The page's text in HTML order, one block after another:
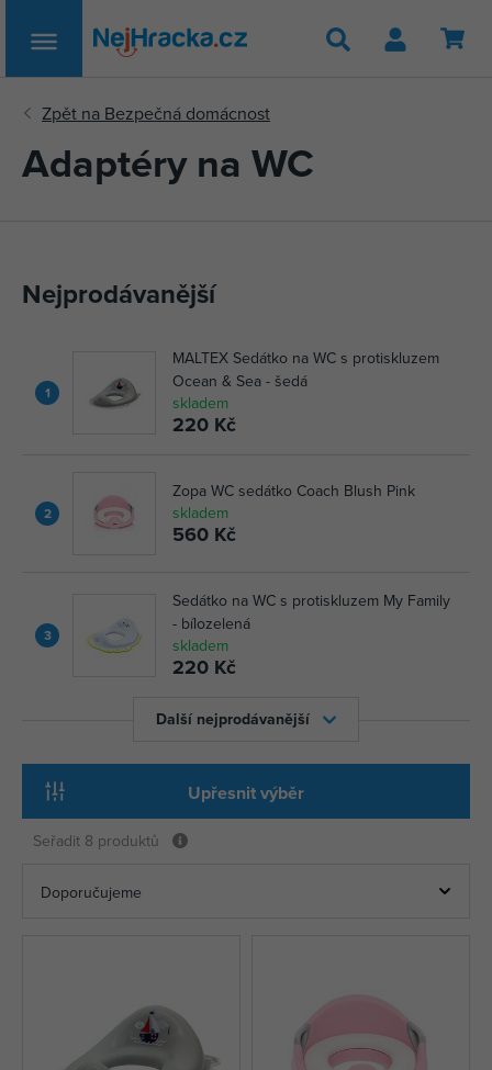
Hledat
Adaptéry na WC
Nejprodávanější
1
MALTEX Sedátko na WC s protiskluzem
Ocean & Sea - šedá
skladem
220 Kč
2
Zopa WC sedátko Coach Blush Pink
skladem
560 Kč
3
Sedátko na WC s protiskluzem My Family
- bílozelená
skladem
220 Kč
Další nejprodávanější
Upřesnit výběr
Seřadit 8 produktů